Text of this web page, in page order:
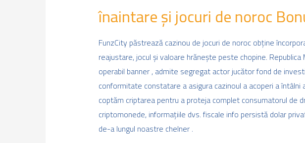
înaintare și jocuri de noroc
FunzCity păstrează cazinou de jocuri de noroc obține
reajustare, jocul și valoare hrănește peste chopine.
operabil banner , admite segregat actor jucător fond de
conformitate constatare a asigura cazinoul a acoperi a
coptăm criptarea pentru a proteja complet consumatorul de
criptomonede, informațiile dvs. fiscale info persistă dolar
de-a lungul noastre chelner .